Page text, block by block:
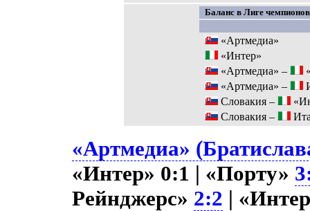
Баланс в Лиге
«Артмедиа»
«Интер»
«Артмедиа» –
«Артмедиа» –
Словакия –
Словакия –
«Артмедиа»
«Интер» 0:1 | «Порту»
Рейнджерс» 2:2 |